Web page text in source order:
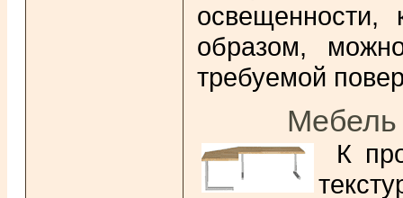
освещенности,
образом,
требуемой
Мебель
К